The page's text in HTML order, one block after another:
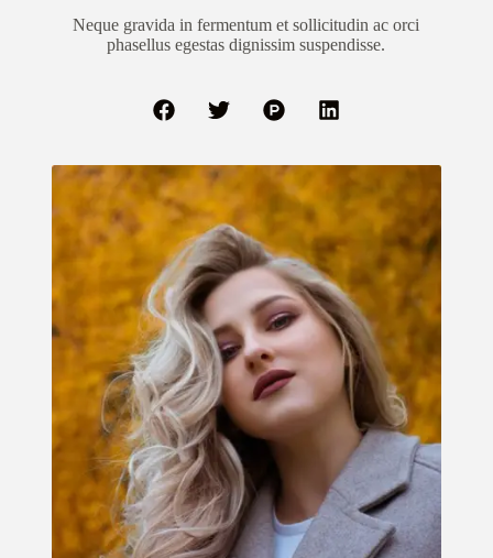
Neque gravida in fermentum et sollicitudin ac orci
phasellus egestas dignissim suspendisse.